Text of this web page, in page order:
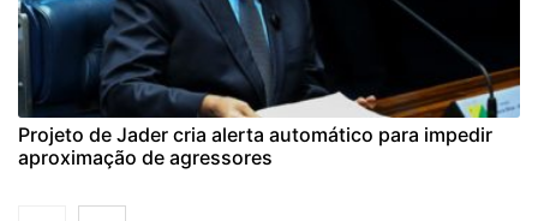
Projeto de Jader cria alerta automático para impedir
aproximação de agressores